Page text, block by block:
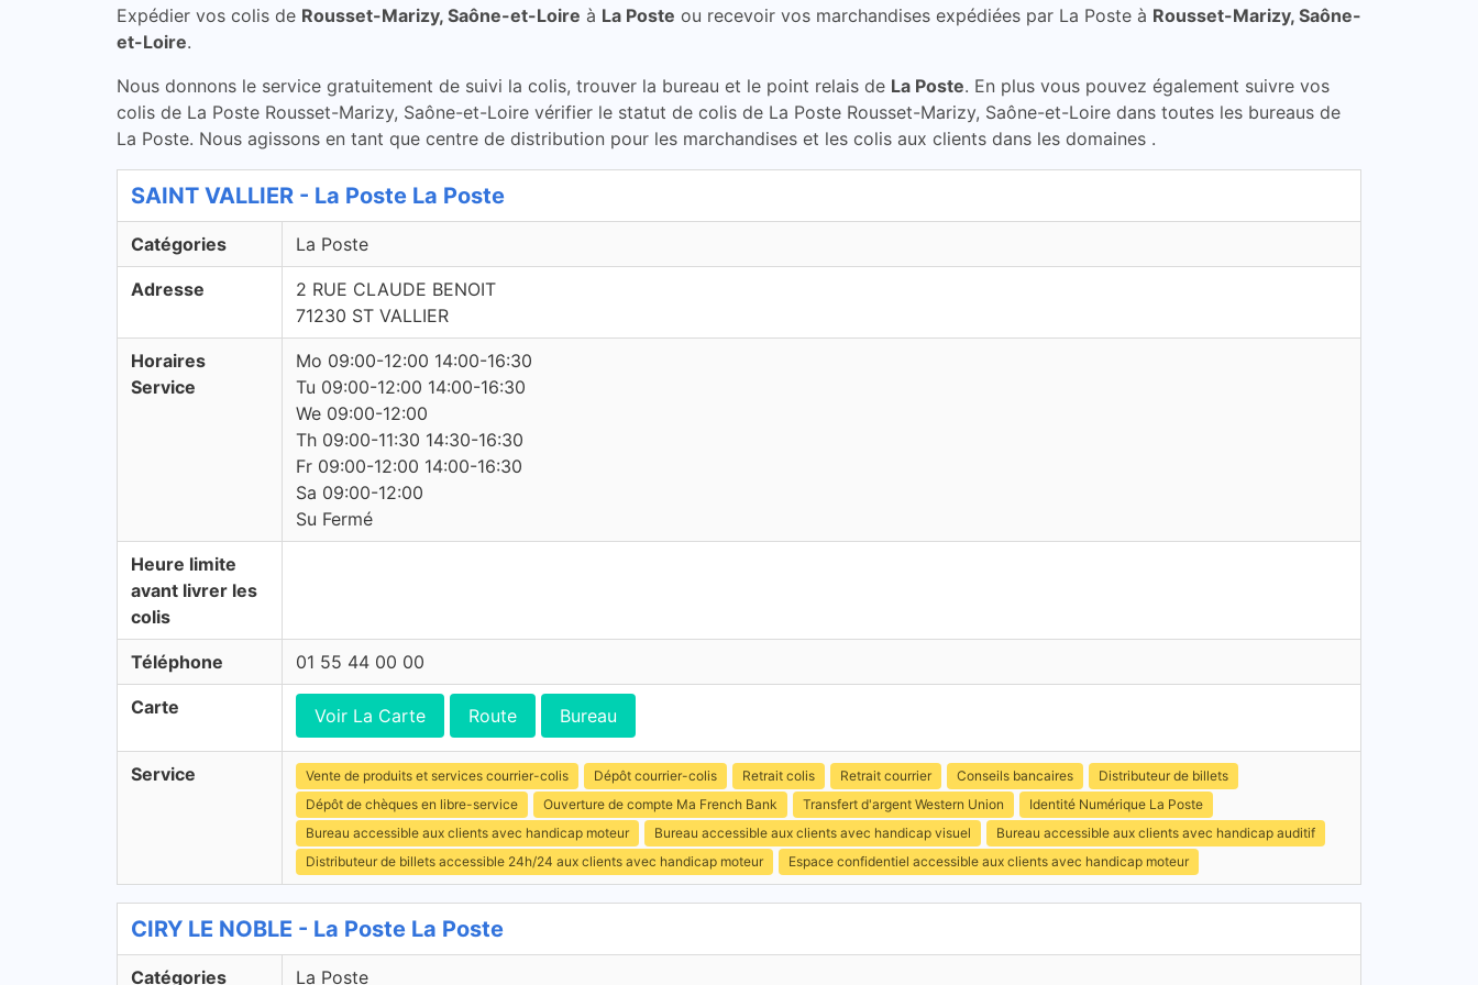
Expédier vos colis de Rousset-Marizy, Saône-et-Loire à La Poste ou recevoir vos marchandises expédiées par La Poste à Rousset-Marizy, Saône-
et-Loire.
Nous donnons le service gratuitement de suivi la colis, trouver la bureau et le point relais de La Poste. En plus vous pouvez également suivre vos
colis de La Poste Rousset-Marizy, Saône-et-Loire vérifier le statut de colis de La Poste Rousset-Marizy, Saône-et-Loire dans toutes les bureaus de
La Poste. Nous agissons en tant que centre de distribution pour les marchandises et les colis aux clients dans les domaines .
SAINT VALLIER - La Poste La Poste
Catégories La Poste
Adresse
2 RUE CLAUDE BENOIT
71230 ST VALLIER
Horaires
Service
Mo 09:00-12:00 14:00-16:30
Tu 09:00-12:00 14:00-16:30
We 09:00-12:00
Th 09:00-11:30 14:30-16:30
Fr 09:00-12:00 14:00-16:30
Sa 09:00-12:00
Su Fermé
Heure limite
avant livrer les
colis
Téléphone 01 55 44 00 00
Carte Voir La Carte Route Bureau
Service Vente de produits et services courrier-colis Dépôt courrier-colis Retrait colis Retrait courrier Conseils bancaires
Distributeur de billets
Dépôt de chèques en libre-service
Ouverture de compte Ma French Bank Transfert d'argent Western Union
Identité Numérique La Poste
Bureau accessible aux clients avec handicap moteur
Bureau accessible aux clients avec handicap visuel
Bureau accessible aux clients avec handicap auditif
Distributeur de billets accessible 24h/24 aux clients avec handicap moteur
Espace confidentiel accessible aux clients avec handicap moteur
CIRY LE NOBLE - La Poste La Poste
Catégories La Poste